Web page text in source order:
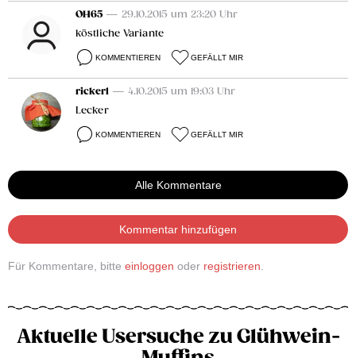
OH65 — 29.10.2015 um 23:20 Uhr
köstliche Variante
KOMMENTIEREN GEFÄLLT MIR
rickerl — 4.10.2015 um 19:03 Uhr
Lecker
KOMMENTIEREN GEFÄLLT MIR
Alle Kommentare
Kommentar hinzufügen
Für Kommentare, bitte einloggen oder registrieren
Aktuelle Usersuche zu Glühwein-